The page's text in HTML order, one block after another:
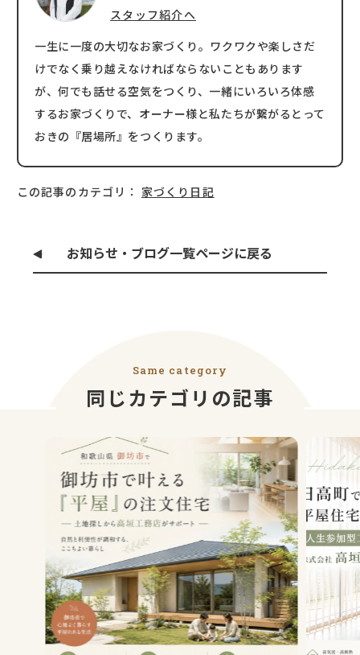
スタッフ紹介へ
一生に一度の大切なお家づくり。ワクワクや楽しさだ
けでなく乗り越えなければならないこともあります
が、何でも話せる空気をつくり、一緒にいろいろ体感
するお家づくりで、オーナー様と私たちが繋がるとって
おきの『居場所』をつくります。
この記事のカテゴリ： 家づくり日記
お知らせ・ブログ一覧ページに戻る
Same category
同じカテゴリの記事